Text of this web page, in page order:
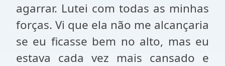
agarrar. Lutei com todas as minhas
forças. Vi que ela não me alcançaria
se eu ficasse bem no alto, mas eu
estava cada vez mais cansado e